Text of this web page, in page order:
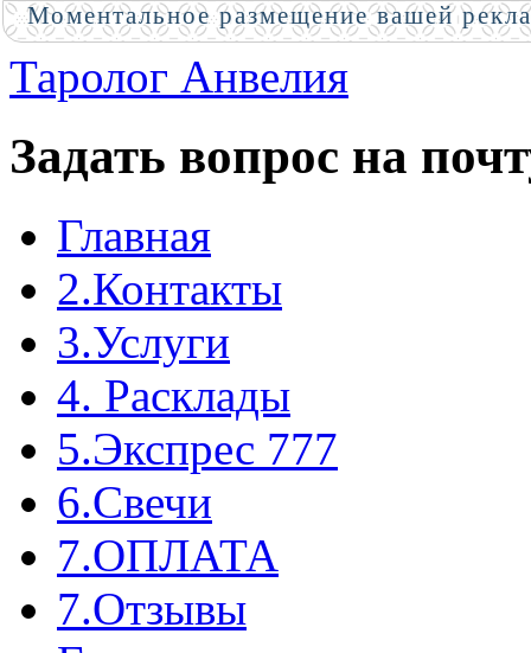
Таролог Анвелия
Задать вопрос на
Главная
2.Контакты
3.Услуги
4. Расклады
5.Экспрес 777
6.Свечи
7.ОПЛАТА
7.Отзывы
Моментальное размещение вашей